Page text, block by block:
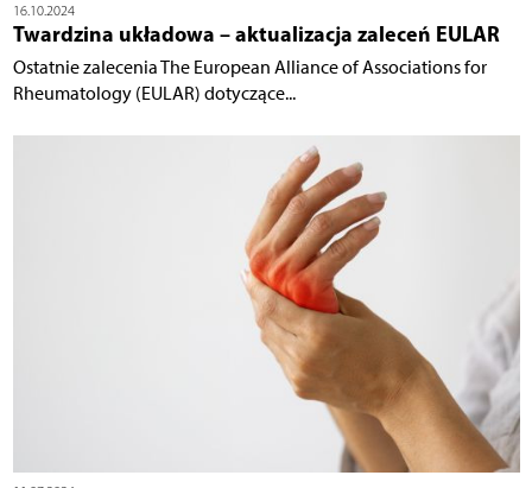
16.10.2024
Twardzina układowa – aktualizacja zaleceń EULAR
Ostatnie zalecenia The European Alliance of Associations for
Rheumatology (EULAR) dotyczące...